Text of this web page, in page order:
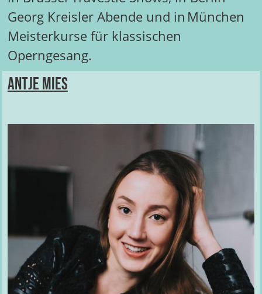
Georg Kreisler Abende und in München
Meisterkurse für klassischen
Operngesang.
Antje Mies